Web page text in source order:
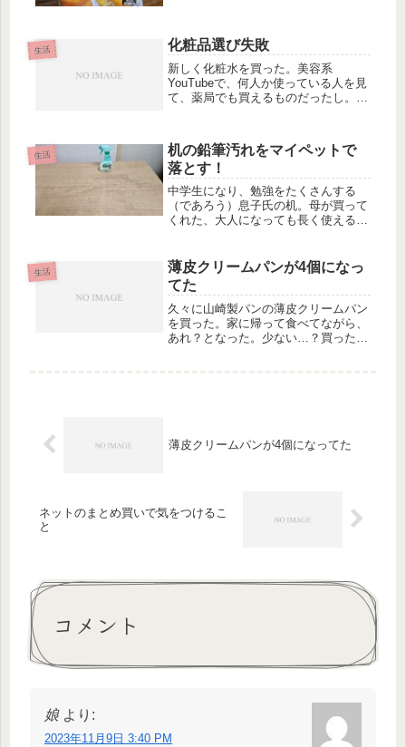
たんだろう…ファンしか気づかない変
化なのか？と思い、ホームページを調
べ...
生活 化粧品選び失敗
新しく化粧水を買った。美容系
YouTubeで、何人か使っている人を見
て、薬局でも買えるものだったし。完
しなかった。買って、使って、、あ
れ？、、、違和感がある…調べると、
いつ...
生活
机の鉛筆汚れをマイペットで
落とす！
中学生になり、勉強をたくさんする
（であろう）息子氏の机。母が買って
くれた、大人になっても長く使える良
だ？と調べたら「マイペットで落とせ
る」とでたので、やってみた。我が家
の雑...
生活
薄皮クリームパンが4個になっ
てた
久々に山崎製パンの薄皮クリームパン
を買った。家に帰って食べてながら、
あれ？となった。少ない…？買ったと
薄皮クリームパンが4個になってた
ネットのまとめ買いで気をつけるこ
と
コメント
娘 より:
2023年11月9日 3:40 PM